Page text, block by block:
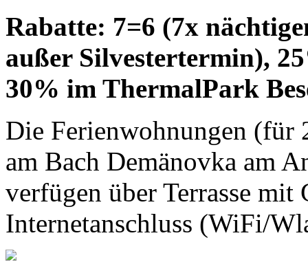
Rabatte: 7=6 (7x
außer Silvestertermin),
30% im ThermalPark
Die Ferienwohnungen (für
am Bach Demänovka am
verfügen über Terrasse
Internetanschluss (WiFi/